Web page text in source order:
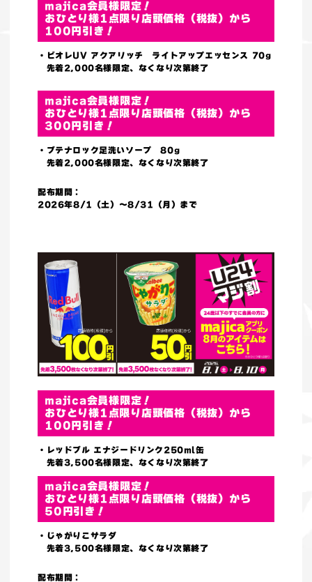
majica会員様限定！
おひとり様1点限り店頭価格（税抜）から
100円引き！
・ビオレUV アクアリッチ ライトアップエッセンス 70g
先着2,000名様限定、なくなり次第終了
majica会員様限定！
おひとり様1点限り店頭価格（税抜）から
300円引き！
・ブテナロック足洗いソープ 80g
先着2,000名様限定、なくなり次第終了
配布期間：
2026年8/1（土）～8/31（月）まで
majica会員様限定！
おひとり様1点限り店頭価格（税抜）から
100円引き！
・レッドブル エナジードリンク250ml缶
先着3,500名様限定、なくなり次第終了
majica会員様限定！
おひとり様1点限り店頭価格（税抜）から
50円引き！
・じゃがりこサラダ
先着3,500名様限定、なくなり次第終了
配布期間：